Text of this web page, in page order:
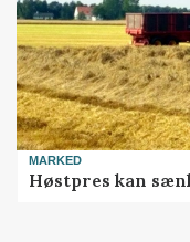
MARKED
Høstpres kan